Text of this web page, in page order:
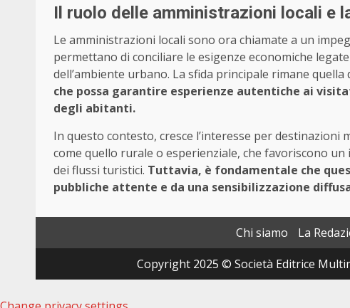
Il ruolo delle amministrazioni locali e
Le amministrazioni locali sono ora chiamate a un
permettano di conciliare le esigenze economiche
dell’ambiente urbano. La sfida principale rimane
che possa garantire esperienze autentiche ai
degli abitanti.
In questo contesto, cresce l’interesse per
come quello rurale o esperienziale, che favoriscono
dei flussi turistici. Tuttavia, è fondamentale che
pubbliche attente e da una sensibilizzazione
Chi siamo La
Copyright 2025 © Società Editrice